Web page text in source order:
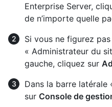
Enterprise Server,
de n’importe quelle
Si vous ne figurez
« Administrateur du
gauche, cliquez sur
Dans la barre latérale
sur Console de